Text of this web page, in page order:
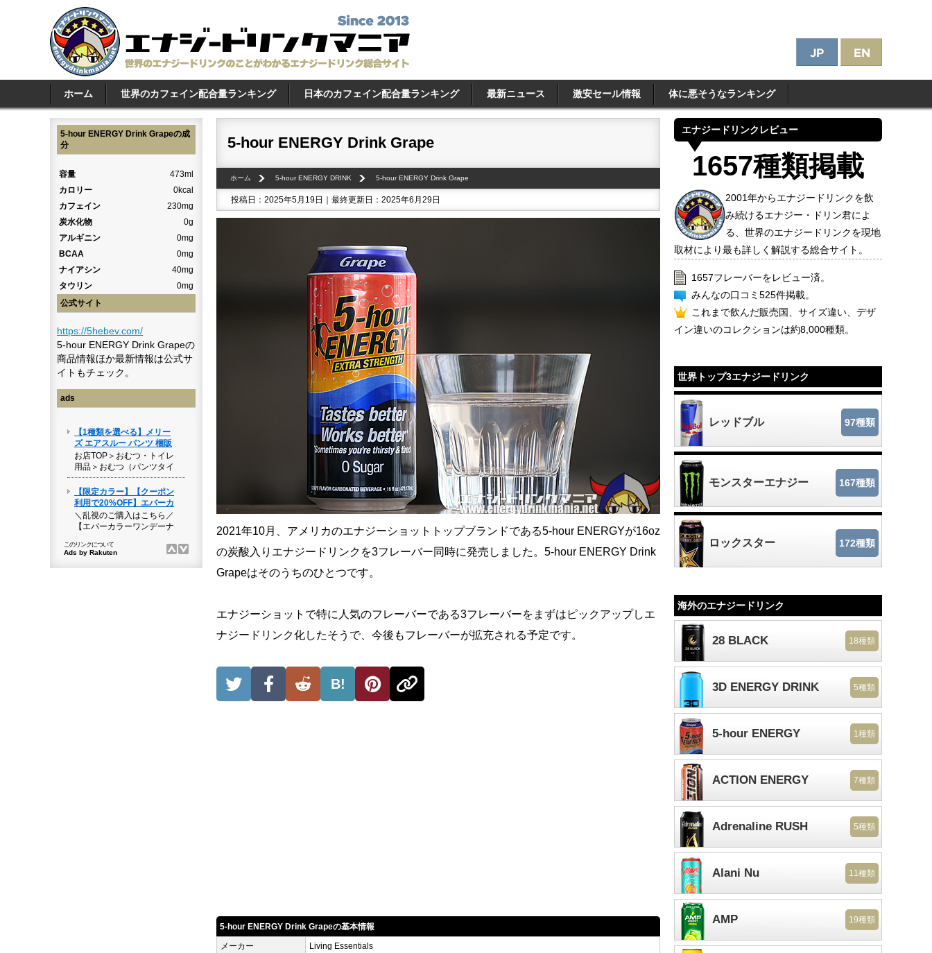
ホーム 世界のカフェイン配合量ランキング 日本のカフェイン配合量ランキング 最新ニュース 激安セール情報 体に悪そうなランキング
5-hour ENERGY Drink Grape
ホーム 5-hour ENERGY DRINK 5-hour ENERGY Drink Grape
投稿日：2025年5月19日｜最終更新日：2025年6月29日
2021年10月、アメリカのエナジーショットトップブランドである5-hour ENERGYが16oz
の炭酸入りエナジードリンクを3フレーバー同時に発売しました。5-hour ENERGY Drink
Grapeはそのうちのひとつです。
エナジーショットで特に人気のフレーバーである3フレーバーをまずはピックアップしエ
ナジードリンク化したそうで、今後もフレーバーが拡充される予定です。
B!
5-hour ENERGY Drink Grapeの基本情報
メーカー
Living Essentials
5-hour ENERGY Drink Grapeの成
分
容量
473ml
カロリー
0kcal
カフェイン
230mg
炭水化物
0g
アルギニン
0mg
BCAA
0mg
ナイアシン
40mg
タウリン
0mg
公式サイト
https://5hebev.com/
5-hour ENERGY Drink Grapeの
商品情報ほか最新情報は公式サ
イトもチェック。
ads
エナジードリンクレビュー
1657種類掲載
2001年からエナジードリンクを飲
み続けるエナジー・ドリン君によ
る、世界のエナジードリンクを現地
取材により最も詳しく解説する総合サイト。
1657フレーバーをレビュー済。
みんなの口コミ525件掲載。
これまで飲んだ販売国、サイズ違い、デザ
イン違いのコレクションは約8,000種類。
世界トップ3エナジードリンク
レッドブル 97種類
モンスターエナジー 167種類
ロックスター 172種類
海外のエナジードリンク
28 BLACK 18種類
3D ENERGY DRINK 5種類
5-hour ENERGY 1種類
ACTION ENERGY 7種類
Adrenaline RUSH 5種類
Alani Nu 11種類
AMP 19種類